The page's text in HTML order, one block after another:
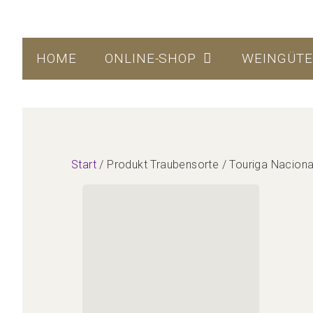
HOME ONLINE-SHOP
Start / Produkt Traubensorte / Touriga